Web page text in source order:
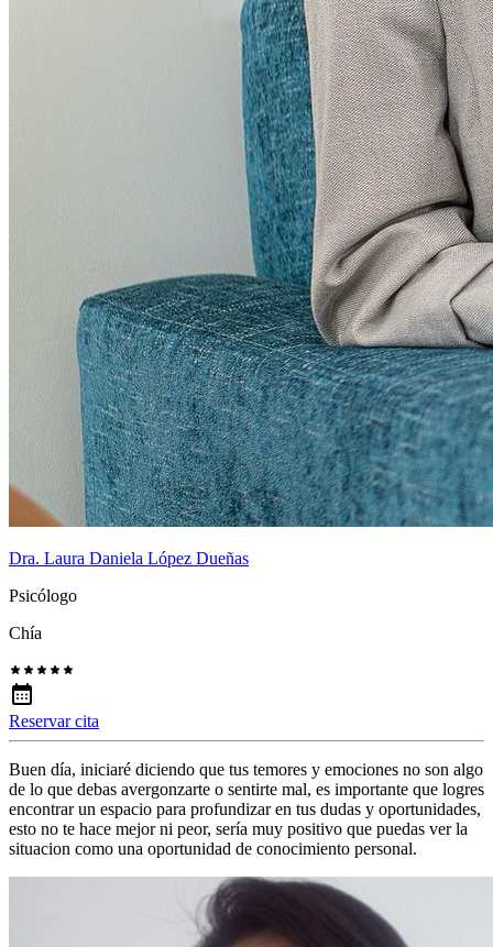
Dra. Laura Daniela López Dueñas
Psicólogo
Chía
Reservar cita
Buen día, iniciaré diciendo que tus temores y emociones no son algo
de lo que debas avergonzarte o sentirte mal, es importante que logres
encontrar un espacio para profundizar en tus dudas y oportunidades,
esto no te hace mejor ni peor, sería muy positivo que puedas ver la
situacion como una oportunidad de conocimiento personal.